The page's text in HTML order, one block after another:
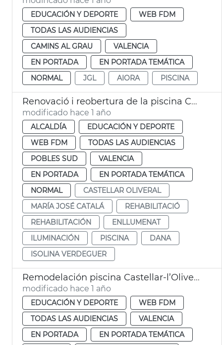
EDUCACIÓN Y DEPORTE
WEB FDM
TODAS LAS AUDIENCIAS
CAMINS AL GRAU
VALENCIA
EN PORTADA
EN PORTADA TEMÁTICA
NORMAL
JGL AIORA PISCINA
Renovació i reobertura de la piscina Castellar després de la dana
modificado hace 1 año
ALCALDÍA
EDUCACIÓN Y DEPORTE
WEB FDM
TODAS LAS AUDIENCIAS
POBLES SUD
VALENCIA
EN PORTADA
EN PORTADA TEMÁTICA
NORMAL
CASTELLAR OLIVERAL
MARÍA JOSÉ CATALÁ
REHABILITACIÓ
REHABILITACIÓN
ENLLUMENAT
ILUMINACIÓN
PISCINA
DANA
ISOLINA VERDEGUER
Remodelación piscina Castellar-l’Oliveral
modificado hace 1 año
EDUCACIÓN Y DEPORTE
WEB FDM
TODAS LAS AUDIENCIAS
VALENCIA
EN PORTADA
EN PORTADA TEMÁTICA